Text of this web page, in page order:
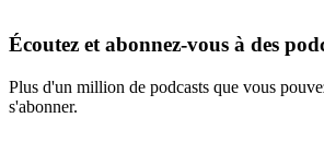
Écoutez et abonnez-vous à des
Plus d'un million de podcasts que vous
s'abonner.